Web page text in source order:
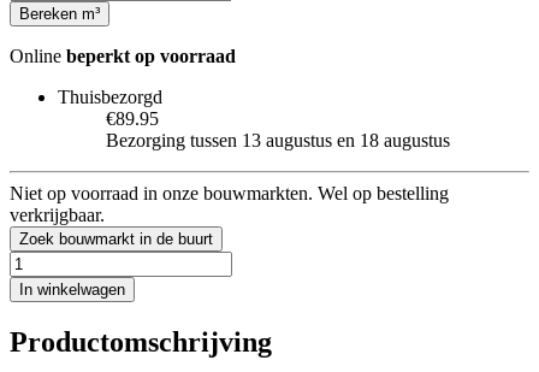
Bereken m³
Online beperkt op voorraad
Thuisbezorgd
€89.95
Bezorging tussen 13 augustus en 18 augustus
Niet op voorraad in onze bouwmarkten. Wel op bestelling
verkrijgbaar.
Zoek bouwmarkt in de buurt
In winkelwagen
Productomschrijving